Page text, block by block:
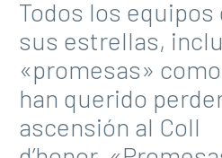
Todos los equipos
sus estrellas,
«promesas»
han querido
ascensión al Coll